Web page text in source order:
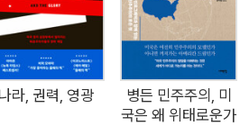
너지는가》는 2018년 출간 이후 전 세
다. 세계 주요 언론과 버락 오바마 대통
한 것은 물론, 국내에서도 언론과 정치
며 정치 분야 최장기 스테디셀러로 자리
단적 소수가 다수를 지배하는가》도 출
나라, 권력, 영광
병든 민주주의, 미
국은 왜 위태로운가